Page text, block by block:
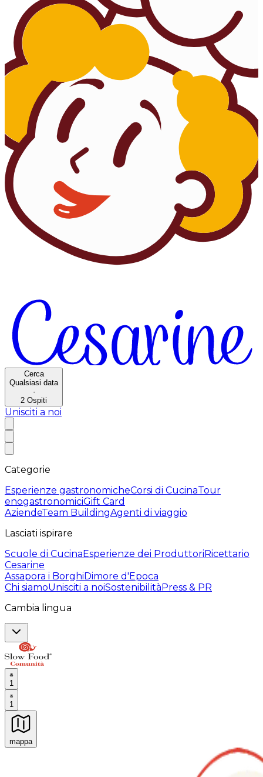
Cerca
Qualsiasi data
·
2 Ospiti
Unisciti a noi
Categorie
Esperienze gastronomicheCorsi di CucinaTour
enogastronomiciGift Card
AziendeTeam BuildingAgenti di viaggio
Lasciati ispirare
Scuole di CucinaEsperienze dei ProduttoriRicettario
Cesarine
Assapora i BorghiDimore d'Epoca
Chi siamoUnisciti a noiSostenibilitàPress & PR
Cambia lingua
1
1
mappa
Esperienze culinarie indimenticabili: Esperienze